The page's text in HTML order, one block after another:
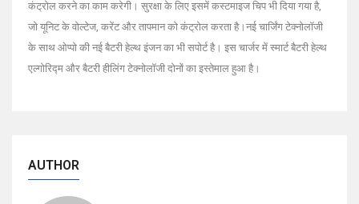
कंट्रोल करने का काम करेगी। सुरक्षा के लिए इसमें कस्टमाइज चिप भी दिया गया है,
जो यूनिट के वोल्टेज, करेंट और तापमान को कंट्रोल करता है।नई चार्जिंग टेक्नोलॉजी
के साथ ओप्पो की नई बैटरी हेल्थ इंजन का भी सपोर्ट है। इस चार्जर में स्मार्ट बैटरी हेल्थ
एल्गोरिद्म और बैटरी हीलिंग टेक्नोलॉजी दोनों का इस्तेमाल हुआ है।
AUTHOR